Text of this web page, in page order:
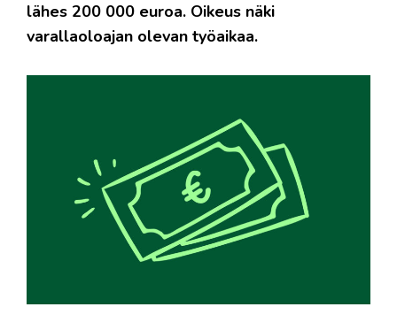
lähes 200 000 euroa. Oikeus näki
varallaoloajan olevan työaikaa.